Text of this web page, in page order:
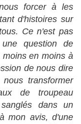
forcer à les
d'histoires sur
Ce n'est pas
question de
en moins à
de nous dire
transformer
de troupeau
dans un
mon avis, d'une